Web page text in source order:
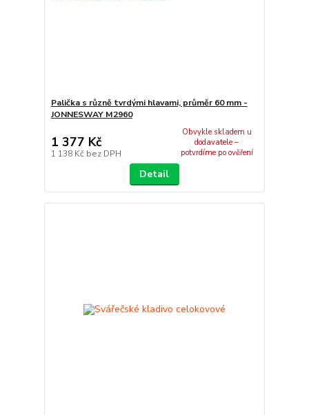
Palička s různě tvrdými hlavami, průměr 60 mm -
JONNESWAY M2960
1 377 Kč
1 138 Kč bez DPH
Obvykle skladem u
dodavatele –
potvrdíme po ověření
Detail